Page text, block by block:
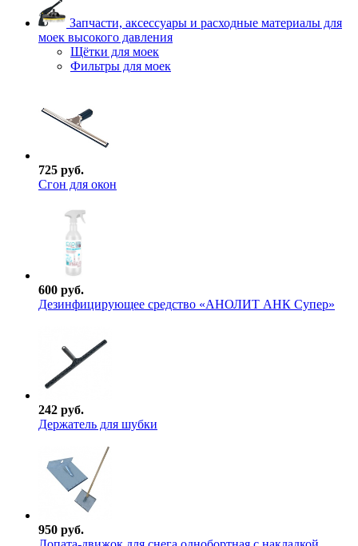
Запчасти, аксессуары и расходные материалы для
моек высокого давления
Щётки для моек
Фильтры для моек
725 руб.
Сгон для окон
600 руб.
Дезинфицирующее средство «АНОЛИТ АНК Супер»
242 руб.
Держатель для шубки
950 руб.